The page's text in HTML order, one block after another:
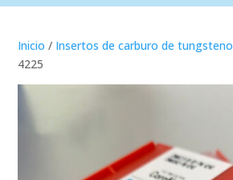
Inicio / Insertos de carburo de tungsteno
4225